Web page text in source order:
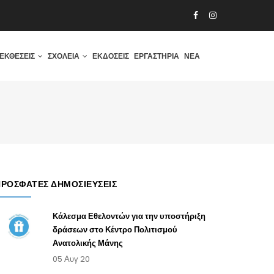
ΕΚΘΈΣΕΙΣ ΣΧΟΛΕΊΑ ΕΚΔΌΣΕΙΣ ΕΡΓΑΣΤΉΡΙΑ ΝΈΑ
ΔΗΜΟΣΙΕΎΣΕΙΣ
Κάλεσμα Εθελοντών για την υποστήριξη
δράσεων στο Κέντρο Πολιτισμού
Ανατολικής Μάνης
05 Αυγ 20